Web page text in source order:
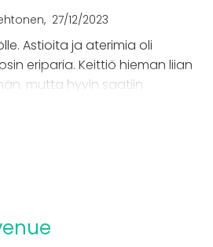
space
on pieni kynnys (tilasta
luiska) ja rakennuksesta
27/12/2023
Astioita ja aterimia oli
eriparia. Keittiö hieman liian
mutta hyvin saatiin
bonusta. Autopaikan